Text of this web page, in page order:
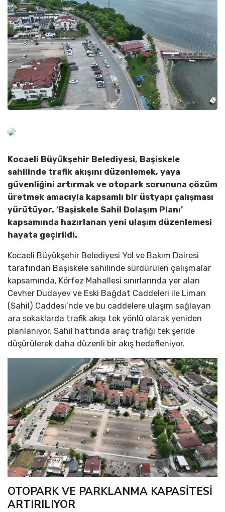
Kocaeli Büyükşehir Belediyesi, Başiskele
sahilinde trafik akışını düzenlemek, yaya
güvenliğini artırmak ve otopark sorununa çözüm
üretmek amacıyla kapsamlı bir üstyapı çalışması
yürütüyor. ‘Başiskele Sahil Dolaşım Planı’
kapsamında hazırlanan yeni ulaşım düzenlemesi
hayata geçirildi.
Kocaeli Büyükşehir Belediyesi Yol ve Bakım Dairesi
tarafından Başiskele sahilinde sürdürülen çalışmalar
kapsamında, Körfez Mahallesi sınırlarında yer alan
Cevher Dudayev ve Eski Bağdat Caddeleri ile Liman
(Sahil) Caddesi’nde ve bu caddelere ulaşım sağlayan
ara sokaklarda trafik akışı tek yönlü olarak yeniden
planlanıyor. Sahil hattında araç trafiği tek şeride
düşürülerek daha düzenli bir akış hedefleniyor.
OTOPARK VE PARKLANMA KAPASİTESİ
ARTIRILIYOR